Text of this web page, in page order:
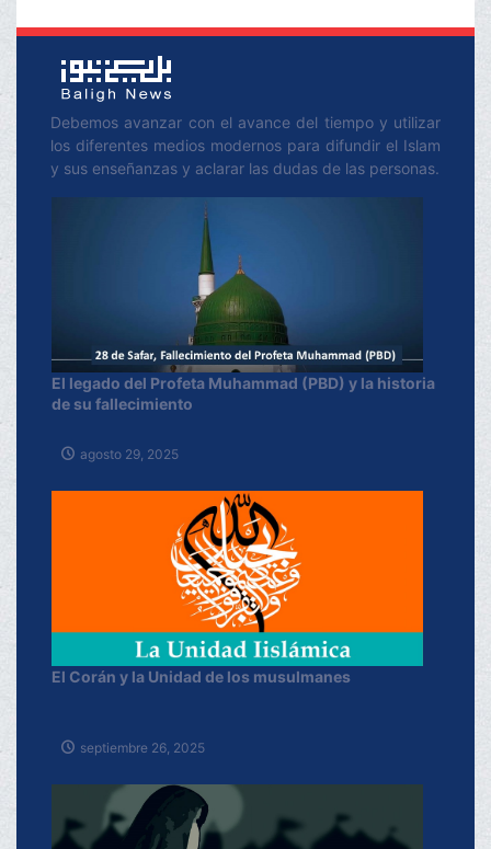
Debemos avanzar con el avance del tiempo y utilizar
los diferentes medios modernos para difundir el Islam
y sus enseñanzas y aclarar las dudas de las personas.
El legado del Profeta Muhammad (PBD) y la historia
de su fallecimiento
agosto 29, 2025
El Corán y la Unidad de los musulmanes
septiembre 26, 2025